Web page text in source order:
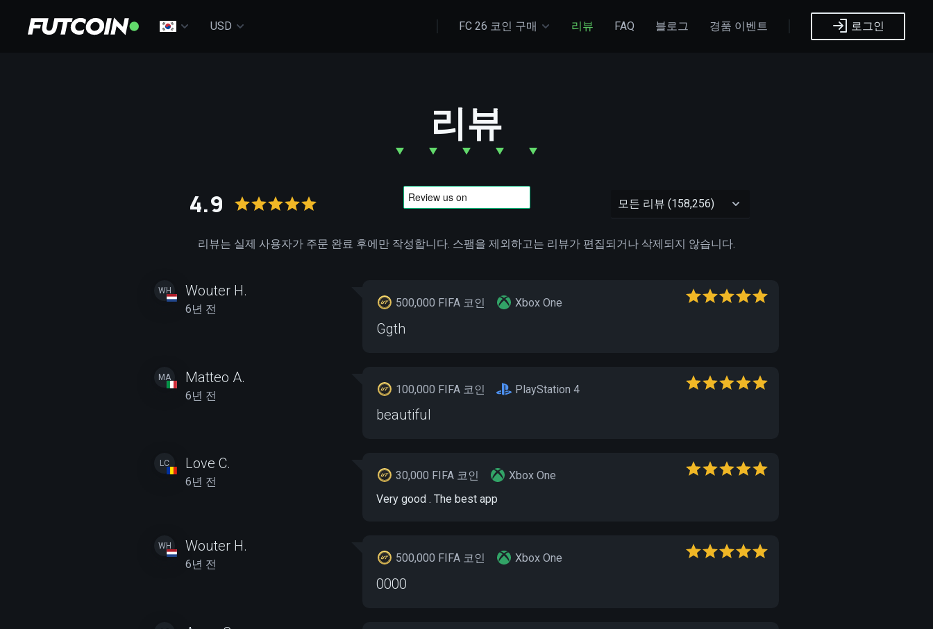
USD FC 26 코인 구매 리뷰 FAQ 블로그 경품 이벤트 로그인
리뷰
4.9
리뷰는 실제 사용자가 주문 완료 후에만 작성합니다. 스팸을 제외하고는 리뷰가 편집되거나 삭제되지 않습니다.
WH Wouter H.
6년 전 500,000 FIFA 코인 Xbox One
Ggth
MA Matteo A.
6년 전 100,000 FIFA 코인 PlayStation 4
beautiful
LC Love C.
6년 전 30,000 FIFA 코인
Xbox One
Very good . The best app
WH Wouter H.
6년 전 500,000 FIFA 코인 Xbox One
0000